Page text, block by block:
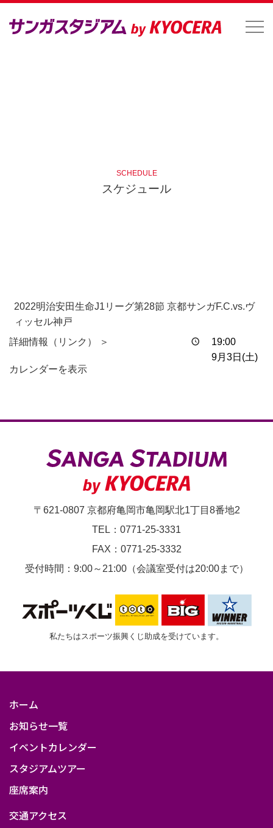
SCHEDULE
スケジュール
2022明治安田生命J1リーグ第28節 京都サンガF.C.vs.ヴ
ィッセル神戸
19:00
9月3日(土)
詳細情報（リンク） ＞
カレンダーを表示
〒621-0807 京都府亀岡市亀岡駅北1丁目8番地2
TEL：0771-25-3331
FAX：0771-25-3332
受付時間：9:00～21:00（会議室受付は20:00まで）
私たちはスポーツ振興くじ助成を受けています。
ホーム
お知らせ一覧
イベントカレンダー
スタジアムツアー
座席案内
交通アクセス